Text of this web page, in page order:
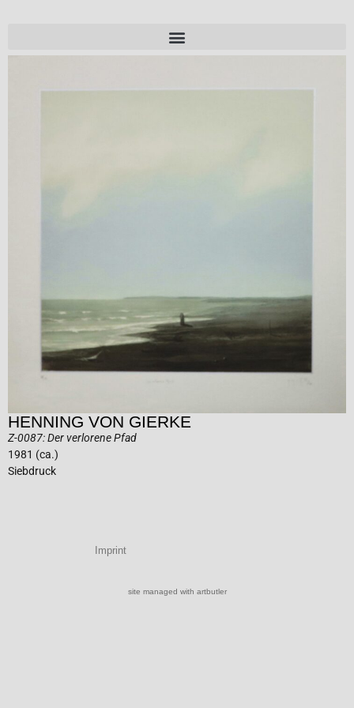
HENNING VON GIERKE
Z-0087: Der verlorene Pfad
1981 (ca.)
Siebdruck
Imprint
site managed with artbutler